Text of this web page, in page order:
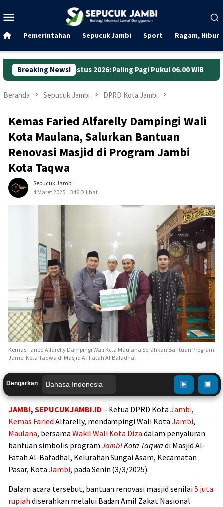
ke
Mobile
Pemerintahan Sepucuk Jambi Sport Ragam,
Breaking News!
2026: Paling Pagi Pukul 06.00 WIB Anggaran Jalan
Beranda Sepucuk Jambi DPRD Kota Jambi
Kemas Faried Alfarelly Dampingi Wali
Kota Maulana, Salurkan Bantuan
Renovasi Masjid di Program Jambi
Kota Taqwa
Sepucuk Jambi
4 Maret 2025
346 Dilihat
Kemas Faried Alfarelly Dampingi Wali Kota Maulana Serahkan Bantuan Program
Jambi Kota Taqwa di Masjid Al-Fatah Al-Bafadhal
Dengarkan
JAMBI, SEPUCUKJAMBI.ID – Ketua DPRD Kota Jambi,
Kemas Faried Alfarelly, mendampingi Wali Kota Jambi,
Maulana, bersama Wakil Wali Kota Diza dalam penyaluran
bantuan simbolis program JambiKota Taqwa di Masjid Al-
Fatah Al-Bafadhal, Kelurahan Sungai Asam, Kecamatan
Pasar, Kota Jambi, pada Senin (3/3/2025).
Dalam acara tersebut, bantuan renovasi masjid senilai5 juta
rupiah diserahkan melalui Badan Amil Zakat Nasional